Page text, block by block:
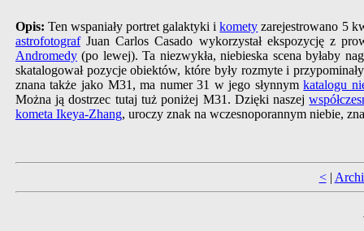
Opis: Ten wspaniały portret galaktyki ikomety zarejestrowano 5
astrofotografJuan Carlos Casado wykorzystał ekspozycję z
Andromedy(po lewej). Ta niezwykła, niebieska scena byłaby
skatalogował pozycje obiektów, które były rozmyte i
znana także jako M31, ma numer 31 w jego słynnymkatalogu
Można ją dostrzec tutaj tuż poniżej M31. Dzięki naszej
kometa Ikeya-Zhang, uroczy znak na wczesnoporannym niebie,
<|